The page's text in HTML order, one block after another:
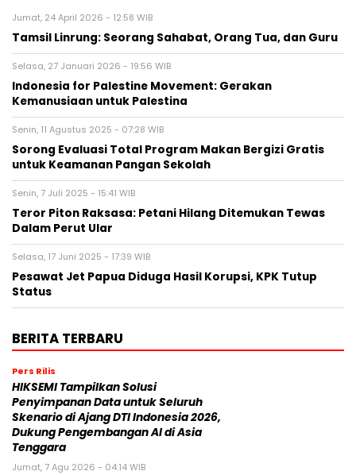
Jumat, 24 April 2026 - 12:58 WIB
Tamsil Linrung: Seorang Sahabat, Orang Tua, dan Guru
Selasa, 27 Januari 2026 - 19:56 WIB
Indonesia for Palestine Movement: Gerakan
Kemanusiaan untuk Palestina
Senin, 11 Agustus 2025 - 07:28 WIB
Sorong Evaluasi Total Program Makan Bergizi Gratis
untuk Keamanan Pangan Sekolah
Senin, 7 Juli 2025 - 15:41 WIB
Teror Piton Raksasa: Petani Hilang Ditemukan Tewas
Dalam Perut Ular
Selasa, 17 Juni 2025 - 17:39 WIB
Pesawat Jet Papua Diduga Hasil Korupsi, KPK Tutup
Status
BERITA TERBARU
Pers Rilis
HIKSEMI Tampilkan Solusi
Penyimpanan Data untuk Seluruh
Skenario di Ajang DTI Indonesia 2026,
Dukung Pengembangan AI di Asia
Tenggara
Jumat, 7 Agu 2026 - 04:14 WIB